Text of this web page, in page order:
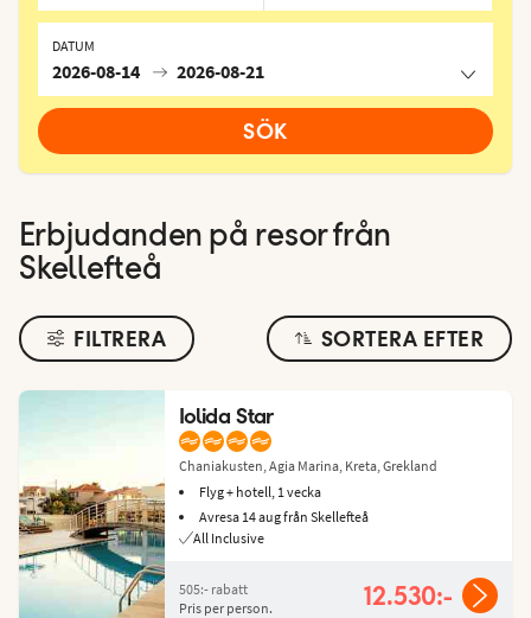
DATUM
2026-08-14 2026-08-21
SÖK
Erbjudanden på resor från
Skellefteå
FILTRERA SORTERA EFTER
Iolida Star
Chaniakusten, Agia Marina, Kreta, Grekland
Flyg + hotell, 1 vecka
Avresa 14 aug från Skellefteå
All Inclusive
505:- rabatt
Pris per person.
12.530:-